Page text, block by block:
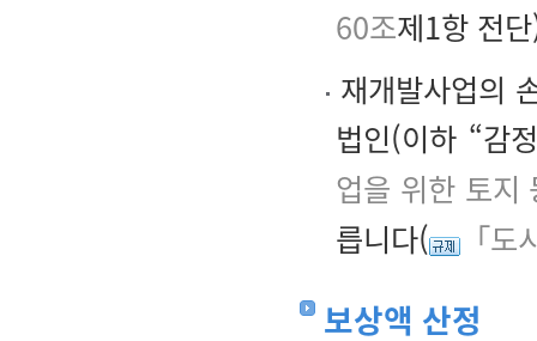
60조제1항 전
재개발사업의
법인(이하 “감
업을 위한 토지
릅니다(
「
보상액 산정